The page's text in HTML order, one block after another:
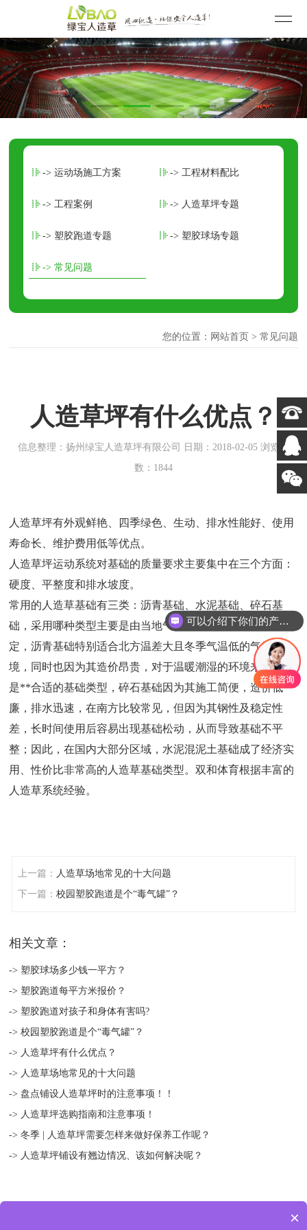
-> 运动场施工方案 -> 工程材料配比
-> 工程案例 -> 人造草坪专题
-> 塑胶跑道专题 -> 塑胶球场专题
-> 常见问题
您的位置： 网站首页> 常见问题
人造草坪有什么优点？
信息整理：扬州绿宝人造草坪有限公司 日期：2018-02-05 浏览次
数：1844
人造草坪有外观鲜艳、四季绿色、生动、排水性能好、使用
寿命长、维护费用低等优点。
人造草坪运动系统对基础的质量要求主要集中在三个方面：
硬度、平整度和排水坡度。
常用的人造草基础有三类：沥青基础、水泥基础、碎石基
础，采用哪种类型主要是由当地气候环境及预算、时间所决
定，沥青基础特别适合北方温差大且冬季气温低的气候环
境，同时也因为其造价昂贵，对于温暖潮湿的环境来说并不
是**合适的基础类型，碎石基础因为其施工简便，造价低
廉，排水迅速，在南方比较常见，但因为其钢性及稳定性
差，长时间使用后容易出现基础松动，从而导致基础不平
整；因此，在国内大部分区域，水泥混泥土基础成了经济实
用、性价比非常高的人造草基础类型。双和体育根据丰富的
人造草系统经验。
上一篇： 人造草场地常见的十大问题
下一篇：校园塑胶跑道是个“毒气罐”？
相关文章：
-> 塑胶球场多少钱一平方？
-> 塑胶跑道每平方米报价？
-> 塑胶跑道对孩子和身体有害吗?
-> 校园塑胶跑道是个“毒气罐”？
-> 人造草坪有什么优点？
-> 人造草场地常见的十大问题
-> 盘点铺设人造草坪时的注意事项！！
-> 人造草坪选购指南和注意事项！
-> 冬季 | 人造草坪需要怎样来做好保养工作呢？
-> 人造草坪铺设有翘边情况、该如何解决呢？
可以介绍下你们的产品么
×